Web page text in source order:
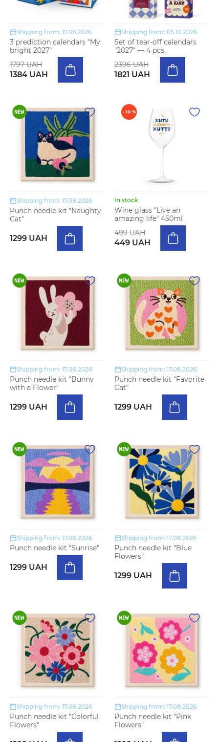
Shipping from: 17.09.2026
3 prediction calendars "My
bright 2027"
1797 UAH
1384 UAH
Shipping from: 05.10.2026
Set of tear-off calendars
"2027" — 4 pcs.
2396 UAH
1821 UAH
Shipping from: 17.08.2026
Punch needle kit "Naughty
Cat"
1299 UAH
- 10 %
In stock
Wine glass "Live an
amazing life" 450ml
499 UAH
449 UAH
Shipping from: 17.08.2026
Punch needle kit "Bunny
with a Flower"
1299 UAH
Shipping from: 17.08.2026
Punch needle kit "Favorite
Cat"
1299 UAH
Shipping from: 17.08.2026
Punch needle kit "Sunrise"
1299 UAH
Shipping from: 17.08.2026
Punch needle kit "Blue
Flowers"
1299 UAH
Shipping from: 17.08.2026
Punch needle kit "Colorful
Flowers"
Shipping from: 17.08.2026
Punch needle kit "Pink
Flowers"